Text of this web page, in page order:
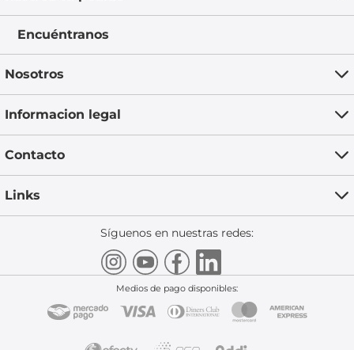
Encuéntranos
Nosotros
Informacion legal
Contacto
Links
Síguenos en nuestras redes:
Medios de pago disponibles: